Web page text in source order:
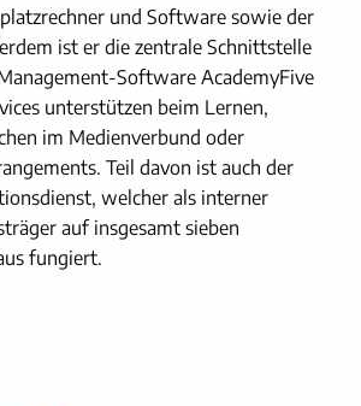
und Software sowie der
ist er die zentrale Schnittstelle
Software AcademyFive
unterstützen beim Lernen,
im Medienverbund oder
Teil davon ist auch der
welcher als interner
auf insgesamt sieben
fungiert.